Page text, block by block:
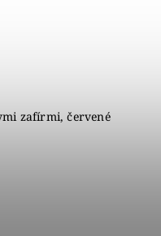
zafírmi, červené